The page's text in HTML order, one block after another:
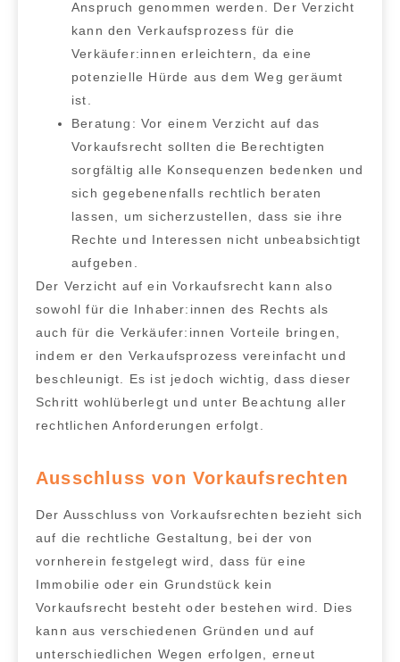
Anspruch genommen werden. Der Verzicht
kann den Verkaufsprozess für die
Verkäufer:innen erleichtern, da eine
potenzielle Hürde aus dem Weg geräumt
ist.
Beratung: Vor einem Verzicht auf das
Vorkaufsrecht sollten die Berechtigten
sorgfältig alle Konsequenzen bedenken und
sich gegebenenfalls rechtlich beraten
lassen, um sicherzustellen, dass sie ihre
Rechte und Interessen nicht unbeabsichtigt
aufgeben.
Der Verzicht auf ein Vorkaufsrecht kann also
sowohl für die Inhaber:innen des Rechts als
auch für die Verkäufer:innen Vorteile bringen,
indem er den Verkaufsprozess vereinfacht und
beschleunigt. Es ist jedoch wichtig, dass dieser
Schritt wohlüberlegt und unter Beachtung aller
rechtlichen Anforderungen erfolgt.
Ausschluss von Vorkaufsrechten
Der Ausschluss von Vorkaufsrechten bezieht sich
auf die rechtliche Gestaltung, bei der von
vornherein festgelegt wird, dass für eine
Immobilie oder ein Grundstück kein
Vorkaufsrecht besteht oder bestehen wird. Dies
kann aus verschiedenen Gründen und auf
unterschiedlichen Wegen erfolgen, erneut